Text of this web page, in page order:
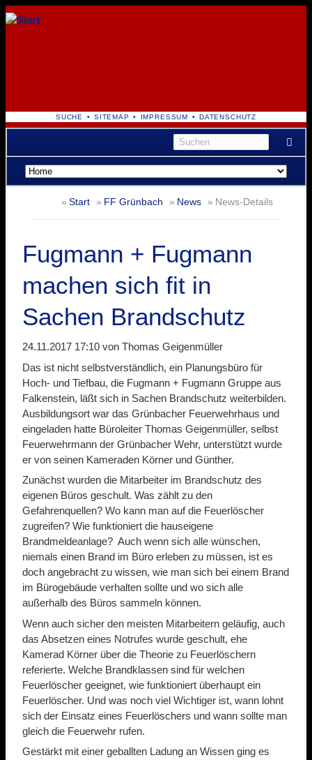
NAVIGATION
ÜBERSPRINGEN
SUCHE SITEMAP IMPRESSUM DATENSCHUTZ
Navigation
überspringen
Start FF Grünbach News News-Details
Fugmann + Fugmann
machen sich fit in
Sachen Brandschutz
24.11.2017 17:10 von Thomas Geigenmüller
Das ist nicht selbstverständlich, ein Planungsbüro für
Hoch- und Tiefbau, die Fugmann + Fugmann Gruppe aus
Falkenstein, läßt sich in Sachen Brandschutz weiterbilden.
Ausbildungsort war das Grünbacher Feuerwehrhaus und
eingeladen hatte Büroleiter Thomas Geigenmüller, selbst
Feuerwehrmann der Grünbacher Wehr, unterstützt wurde
er von seinen Kameraden Körner und Günther.
Zunächst wurden die Mitarbeiter im Brandschutz des
eigenen Büros geschult. Was zählt zu den
Gefahrenquellen? Wo kann man auf die Feuerlöscher
zugreifen? Wie funktioniert die hauseigene
Brandmeldeanlage? Auch wenn sich alle wünschen,
niemals einen Brand im Büro erleben zu müssen, ist es
doch angebracht zu wissen, wie man sich bei einem Brand
im Bürogebäude verhalten sollte und wo sich alle
außerhalb des Büros sammeln können.
Wenn auch sicher den meisten Mitarbeitern geläufig, auch
das Absetzen eines Notrufes wurde geschult, ehe
Kamerad Körner über die Theorie zu Feuerlöschern
referierte. Welche Brandklassen sind für welchen
Feuerlöscher geeignet, wie funktioniert überhaupt ein
Feuerlöscher. Und was noch viel Wichtiger ist, wann lohnt
sich der Einsatz eines Feuerlöschers und wann sollte man
gleich die Feuerwehr rufen.
Gestärkt mit einer geballten Ladung an Wissen ging es